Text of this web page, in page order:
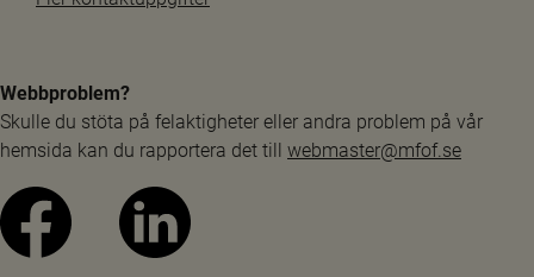
Webbproblem?
Skulle du stöta på felaktigheter eller andra problem på vår
hemsida kan du rapportera det till webmaster@mfof.se